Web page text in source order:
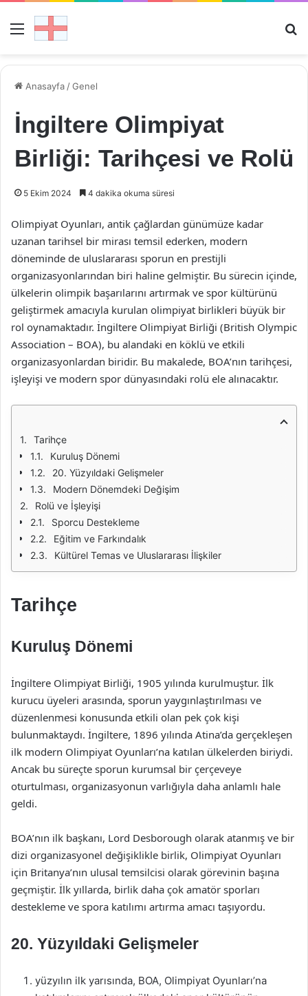
Menü
Anasayfa /Genel
İngiltere Olimpiyat
Birliği: Tarihçesi ve Rolü
5 Ekim 2024 4 dakika okuma süresi
Olimpiyat Oyunları, antik çağlardan günümüze kadar
uzanan tarihsel bir mirası temsil ederken, modern
döneminde de uluslararası sporun en prestijli
organizasyonlarından biri haline gelmiştir. Bu sürecin içinde,
ülkelerin olimpik başarılarını artırmak ve spor kültürünü
geliştirmek amacıyla kurulan olimpiyat birlikleri büyük bir
rol oynamaktadır. İngiltere Olimpiyat Birliği (British Olympic
Association – BOA), bu alandaki en köklü ve etkili
organizasyonlardan biridir. Bu makalede, BOA’nın tarihçesi,
işleyişi ve modern spor dünyasındaki rolü ele alınacaktır.
Tarihçe
Kuruluş Dönemi
20. Yüzyıldaki Gelişmeler
Modern Dönemdeki Değişim
Rolü ve İşleyişi
Sporcu Destekleme
Eğitim ve Farkındalık
Kültürel Temas ve Uluslararası İlişkiler
Tarihçe
Kuruluş Dönemi
İngiltere Olimpiyat Birliği, 1905 yılında kurulmuştur. İlk
kurucu üyeleri arasında, sporun yaygınlaştırılması ve
düzenlenmesi konusunda etkili olan pek çok kişi
bulunmaktaydı. İngiltere, 1896 yılında Atina’da gerçekleşen
ilk modern Olimpiyat Oyunları’na katılan ülkelerden biriydi.
Ancak bu süreçte sporun kurumsal bir çerçeveye
oturtulması, organizasyonun varlığıyla daha anlamlı hale
geldi.
BOA’nın ilk başkanı, Lord Desborough olarak atanmış ve bir
dizi organizasyonel değişiklikle birlik, Olimpiyat Oyunları
için Britanya’nın ulusal temsilcisi olarak görevinin başına
geçmiştir. İlk yıllarda, birlik daha çok amatör sporları
destekleme ve spora katılımı artırma amacı taşıyordu.
20. Yüzyıldaki Gelişmeler
yüzyılın ilk yarısında, BOA, Olimpiyat Oyunları’na